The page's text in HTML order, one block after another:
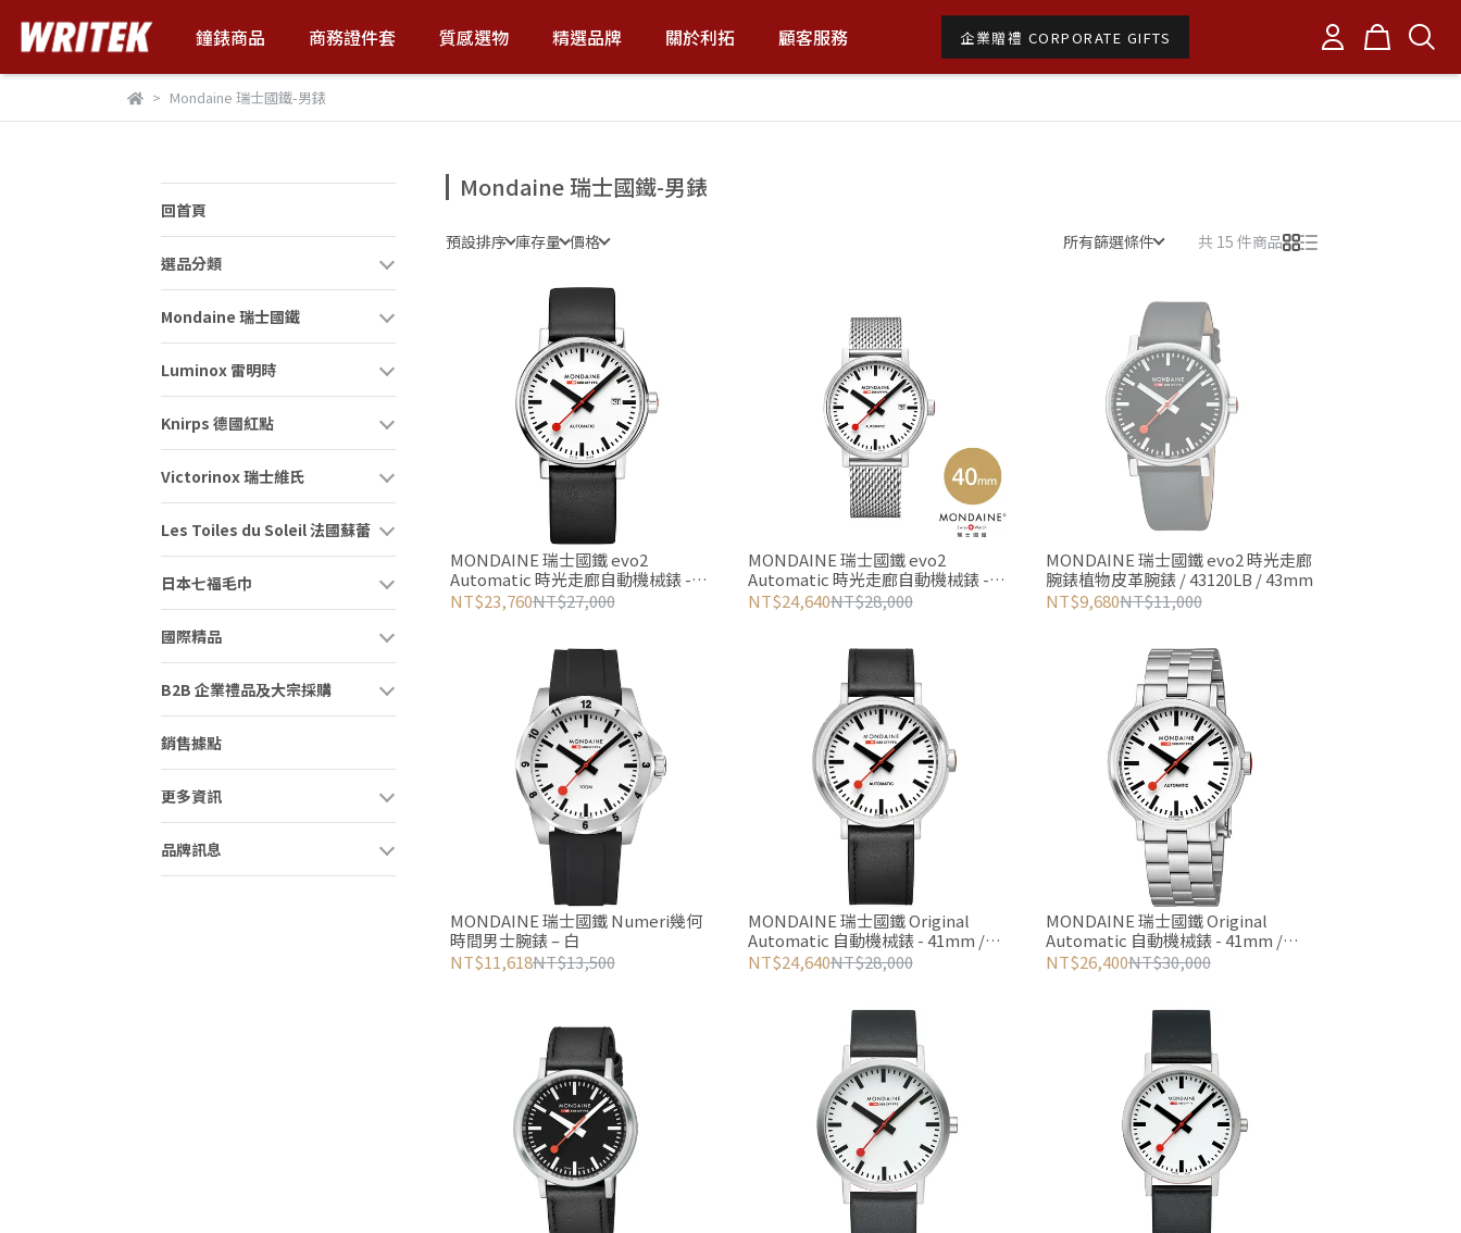
鐘錶商品 商務證件套 質感選物 精選品牌 關於利拓 顧客服務 企業贈禮 CORPORATE GIFTS
Mondaine 瑞士國鐵-男錶
回首頁
選品分類
Mondaine 瑞士國鐵
Luminox 雷明時
Knirps 德國紅點
Victorinox 瑞士維氏
Les Toiles du Soleil 法國蘇蕾
日本七福毛巾
國際精品
B2B 企業禮品及大宗採購
銷售據點
更多資訊
品牌訊息
Mondaine 瑞士國鐵-男錶
預設排序 庫存量 價格 所有篩選條件 共 15 件商品
MONDAINE 瑞士國鐵 evo2
Automatic 時光走廊自動機械錶 -
40mm / 40610LBV
NT$23,760NT$27,000
MONDAINE 瑞士國鐵 evo2
Automatic 時光走廊自動機械錶 -
40mm / 40610SM
NT$24,640NT$28,000
MONDAINE 瑞士國鐵 evo2 時光走廊
腕錶植物皮革腕錶 / 43120LB / 43mm
NT$9,680NT$11,000
MONDAINE 瑞士國鐵 Numeri幾何
時間男士腕錶 – 白
NT$11,618NT$13,500
MONDAINE 瑞士國鐵 Original
Automatic 自動機械錶 - 41mm /
4161BLBV
NT$24,640NT$28,000
MONDAINE 瑞士國鐵 Original
Automatic 自動機械錶 - 41mm /
4161BSJ
NT$26,400NT$30,000